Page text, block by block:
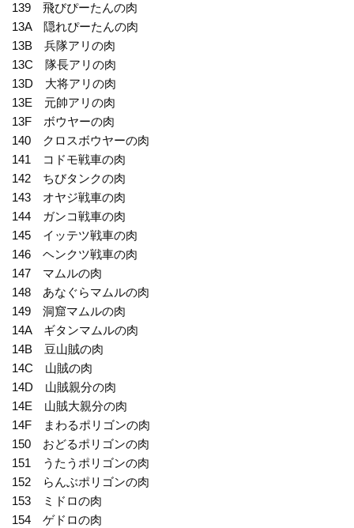
139 飛びぴーたんの肉
13A 隠れぴーたんの肉
13B 兵隊アリの肉
13C 隊長アリの肉
13D 大将アリの肉
13E 元帥アリの肉
13F ボウヤーの肉
140 クロスボウヤーの肉
141 コドモ戦車の肉
142 ちびタンクの肉
143 オヤジ戦車の肉
144 ガンコ戦車の肉
145 イッテツ戦車の肉
146 ヘンクツ戦車の肉
147 マムルの肉
148 あなぐらマムルの肉
149 洞窟マムルの肉
14A ギタンマムルの肉
14B 豆山賊の肉
14C 山賊の肉
14D 山賊親分の肉
14E 山賊大親分の肉
14F まわるポリゴンの肉
150 おどるポリゴンの肉
151 うたうポリゴンの肉
152 らんぶポリゴンの肉
153 ミドロの肉
154 ゲドロの肉